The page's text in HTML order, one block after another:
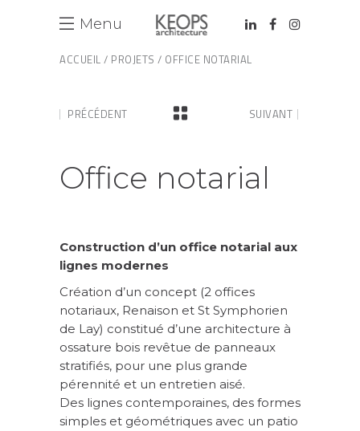
Menu
ACCUEIL / PROJETS / OFFICE NOTARIAL
PRÉCÉDENT SUIVANT
Office notarial
Construction d’un office notarial aux
lignes modernes
Création d’un concept (2 offices
notariaux, Renaison et St Symphorien
de Lay) constitué d’une architecture à
ossature bois revêtue de panneaux
stratifiés, pour une plus grande
pérennité et un entretien aisé.
Des lignes contemporaines, des formes
simples et géométriques avec un patio